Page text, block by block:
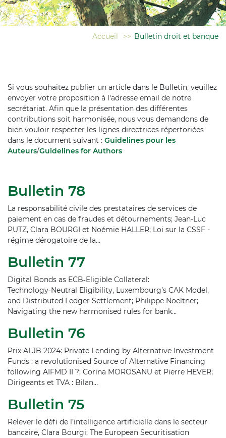
Accueil >> Bulletin droit et banque
Si vous souhaitez publier un article dans le Bulletin, veuillez
envoyer votre proposition à l'adresse email de notre
secrétariat. Afin que la présentation des différentes
contributions soit harmonisée, nous vous demandons de
bien vouloir respecter les lignes directrices répertoriées
dans le document suivant : Guidelines pour les
Auteurs/Guidelines for Authors
Bulletin 78
La responsabilité civile des prestataires de services de
paiement en cas de fraudes et détournements; Jean-Luc
PUTZ, Clara BOURGI et Noémie HALLER; Loi sur la CSSF -
régime dérogatoire de la…
Bulletin 77
Digital Bonds as ECB‑Eligible Collateral:
Technology‑Neutral Eligibility, Luxembourg’s CAK Model,
and Distributed Ledger Settlement; Philippe Noeltner;
Navigating the new harmonised rules for bank…
Bulletin 76
Prix ALJB 2024: Private Lending by Alternative Investment
Funds : a revolutionised Source of Alternative Financing
following AIFMD II ?; Corina MOROSANU et Pierre HEVER;
Dirigeants et TVA : Bilan…
Bulletin 75
Relever le défi de l’intelligence artificielle dans le secteur
bancaire, Clara Bourgi; The European Securitisation